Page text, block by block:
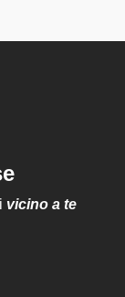
vicino a te